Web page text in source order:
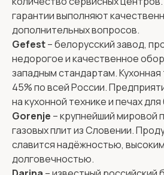
гарантии выполняют
дополнительных вопросов.
Gefest– белорусский завод,
недорогое и качественное
западным стандартам. Кухонная
45% по всей России.
на кухонной технике и печах для
Gorenje – крупнейший мировой
газовых плит из Словении.
славится надёжностью,
долговечностью.